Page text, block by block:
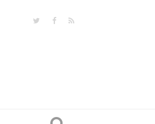
TwitterFacebook
RSS